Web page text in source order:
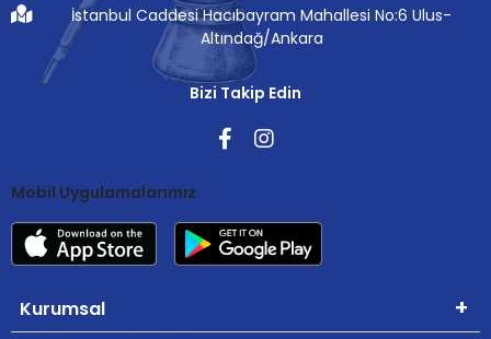
İstanbul Caddesi Hacıbayram Mahallesi No:6 Ulus-
Altındağ/Ankara
Bizi Takip Edin
Mobil Uygulamalarımız
Kurumsal